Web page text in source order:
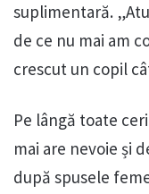
suplimentară.
de ce nu mai am
crescut un copil
Pe lângă toate
mai are nevoie și
după spusele